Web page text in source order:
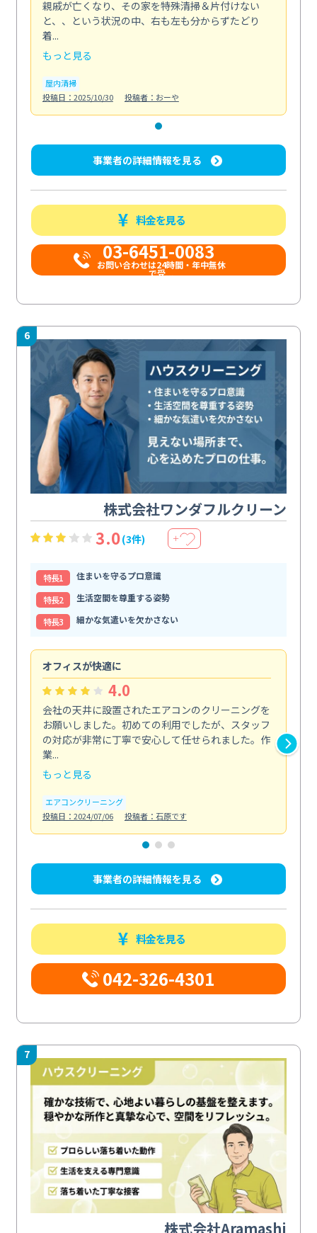
親戚が亡くなり、その家を特殊清掃＆片付けない
と、、という状況の中、右も左も分からずたどり
着...
もっと見る
屋内清掃
投稿日：2025/10/30
投稿者：おーや
事業者の詳細情報を見る
料金を見る
03-6451-0083
お問い合わせは24時間・年中無休
で受...
6
株式会社ワンダフルクリーン
3.0(3件) ＋
特⻑1
住まいを守るプロ意識
特⻑2
生活空間を尊重する姿勢
特⻑3
細かな気遣いを欠かさない
オフィスが快適に
4.0
会社の天井に設置されたエアコンのクリーニングを
お願いしました。初めての利用でしたが、スタッフ
の対応が非常に丁寧で安心して任せられました。作
業...
もっと見る
エアコンクリーニング
投稿日：2024/07/06
投稿者：石原です
事業者の詳細情報を見る
料金を見る
042-326-4301
7
株式会社Aramashi